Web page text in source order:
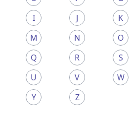
I
J K
M
N O
Q
R S
U
V W
Y
Z